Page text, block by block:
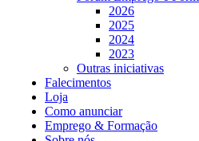
2026
2025
2024
2023
Outras iniciativas
Falecimentos
Loja
Como anunciar
Emprego & Formação